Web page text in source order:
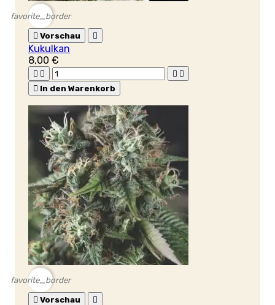
favorite_border
 Vorschau 
Kukulkan
8,00 €
   
 In den Warenkorb
favorite_border
 Vorschau 